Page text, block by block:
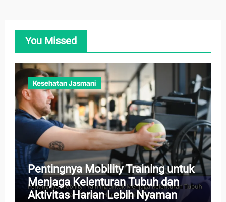
You Missed
Kesehatan Jasmani
Pentingnya Mobility Training untuk
Menjaga Kelenturan Tubuh dan
Aktivitas Harian Lebih Nyaman